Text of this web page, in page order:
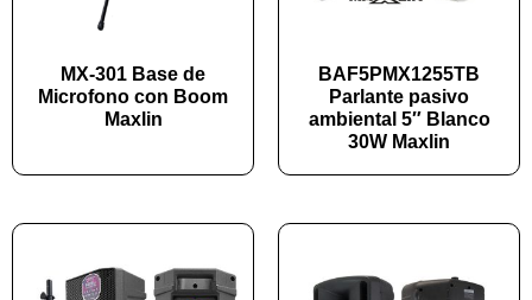
MX-301 Base de
Microfono con Boom
Maxlin
BAF5PMX1255TB
Parlante pasivo
ambiental 5″ Blanco
30W Maxlin